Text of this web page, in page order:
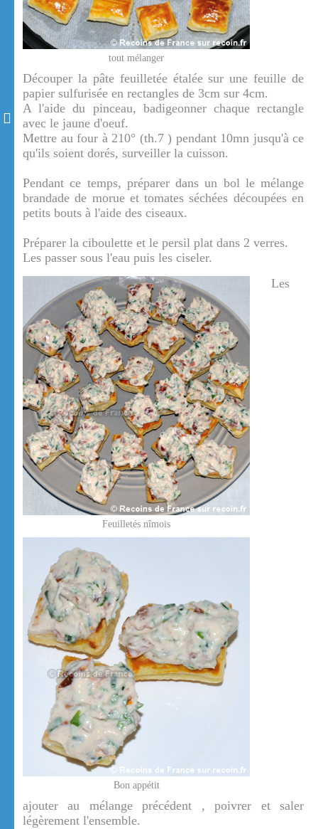
tout mélanger
Découper la pâte feuilletée étalée sur une feuille de
papier sulfurisée en rectangles de 3cm sur 4cm.
A l'aide du pinceau, badigeonner chaque rectangle
avec le jaune d'oeuf.
Mettre au four à 210° (th.7 ) pendant 10mn jusqu'à ce
qu'ils soient dorés, surveiller la cuisson.
Pendant ce temps, préparer dans un bol le mélange
brandade de morue et tomates séchées découpées en
petits bouts à l'aide des ciseaux.
Préparer la ciboulette et le persil plat dans 2 verres.
Les passer sous l'eau puis les ciseler.
Feuilletés nîmois
Bon appétit
Les
ajouter au mélange précédent , poivrer et saler
légèrement l'ensemble.